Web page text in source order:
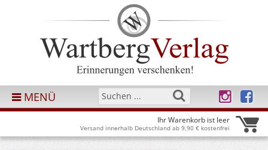
MENÜ
Ihr Warenkorb ist leer
Versand innerhalb Deutschland ab 9,90 € kostenfrei